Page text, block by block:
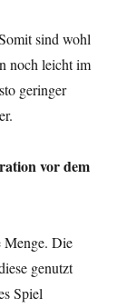
sind wohl
noch leicht im
geringer
vor dem
Menge. Die
genutzt
Spiel